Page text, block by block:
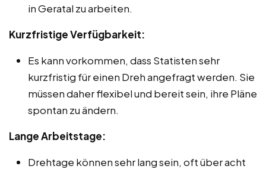
in Geratal zu arbeiten.
Kurzfristige Verfügbarkeit:
Es kann vorkommen, dass Statisten sehr
kurzfristig für einen Dreh angefragt werden. Sie
müssen daher flexibel und bereit sein, ihre Pläne
spontan zu ändern.
Lange Arbeitstage:
Drehtage können sehr lang sein, oft über acht